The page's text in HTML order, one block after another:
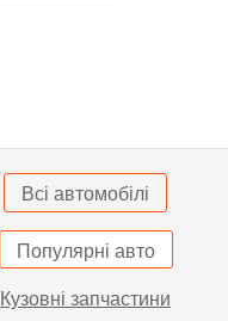
Всі автомобілі
Популярні авто
Кузовні запчастини